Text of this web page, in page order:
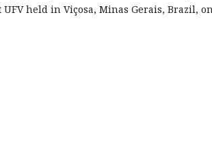
held in Viçosa, Minas Gerais, Brazil,